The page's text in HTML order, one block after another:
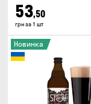
53,50
грн за 1 шт
Новинка